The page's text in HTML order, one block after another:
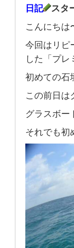
日記
スタ
こんにちは
今回はリピ
した「プレ
初めての石
この前日は
グラスボー
それでも初